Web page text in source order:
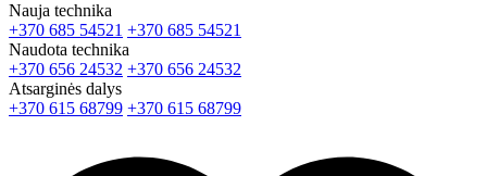
Nauja technika
+370 685 54521 +370 685 54521
Naudota technika
+370 656 24532 +370 656 24532
Atsarginės dalys
+370 615 68799 +370 615 68799